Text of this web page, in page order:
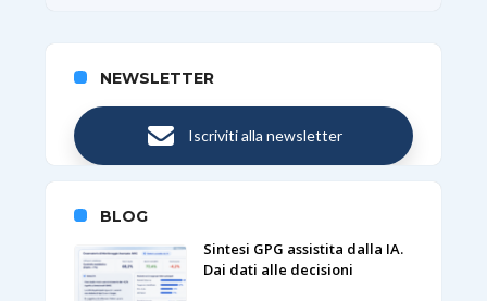
NEWSLETTER
Iscriviti alla newsletter
BLOG
Sintesi GPG assistita dalla IA.
Dai dati alle decisioni